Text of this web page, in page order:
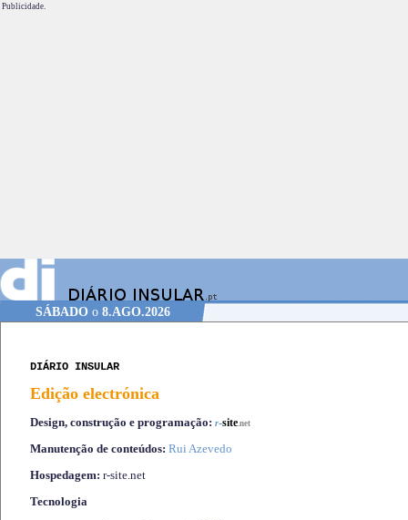
Publicidade.
SÁBADOo 8.AGO.2026
DIÁRIO INSULAR
Edição electrónica
Design, construção e programação: r-site.net
Manutenção de conteúdos: Rui Azevedo
Hospedagem: r-site.net
Tecnologia